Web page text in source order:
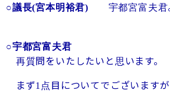
○議長(宮本明裕君) 宇都宮富夫君
○宇都宮富夫君
再質問をいたしたいと思います。
まず1 点目についてでございます